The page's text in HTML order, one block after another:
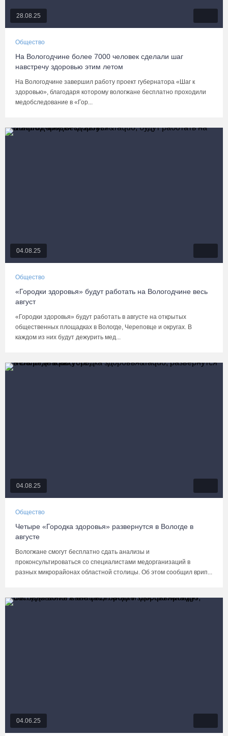
28.08.25
Общество
На Вологодчине более 7000 человек сделали шаг
навстречу здоровью этим летом
На Вологодчине завершил работу проект губернатора «Шаг к
здоровью», благодаря которому вологжане бесплатно проходили
медобследование в «Гор...
04.08.25
Общество
«Городки здоровья» будут работать на Вологодчине весь
август
«Городки здоровья» будут работать в августе на открытых
общественных площадках в Вологде, Череповце и округах. В
каждом из них будут дежурить мед...
04.08.25
Общество
Четыре «Городка здоровья» развернутся в Вологде в
августе
Вологжане смогут бесплатно сдать анализы и
проконсультироваться со специалистами медорганизаций в
разных микрорайонах областной столицы. Об этом сообщил врип...
04.06.25